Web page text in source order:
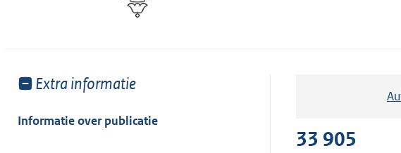
Toon
van:
Extra informatie
Informatie over publicatie
33 905